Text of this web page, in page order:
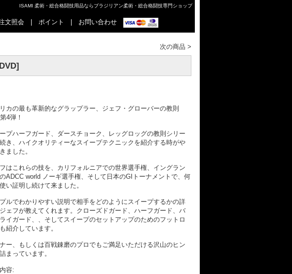
ISAMI 柔術・総合格闘技用品ならブラジリアン柔術・総合格闘技専門ショップ
文照会 ポイント お問い合わせ
次の商品 >
カの最も革新的なグラップラー、ジェフ・グローバーの教則
4弾！
プハーフガード、ダースチョーク、レッグロッグの教則シリー
き、ハイクオリティーなスイープテクニックを紹介する時がや
ました。
はこれらの技を、カリフォルニアでの世界選手権、イングラン
のADCC world ノーギ選手権、そして日本のGIトーナメントで、何
い証明し続けて来ました。
ルでわかりやすい説明で相手をどのようにスイープするかの詳
ェフが教えてくれます。クローズドガード、ハーフガード、バ
イガード、、そしてスイープのセットアップのためのフットロ
紹介しています。
ー、もしくは百戦錬磨のプロでもご満足いただける沢山のヒン
まっています。
容: